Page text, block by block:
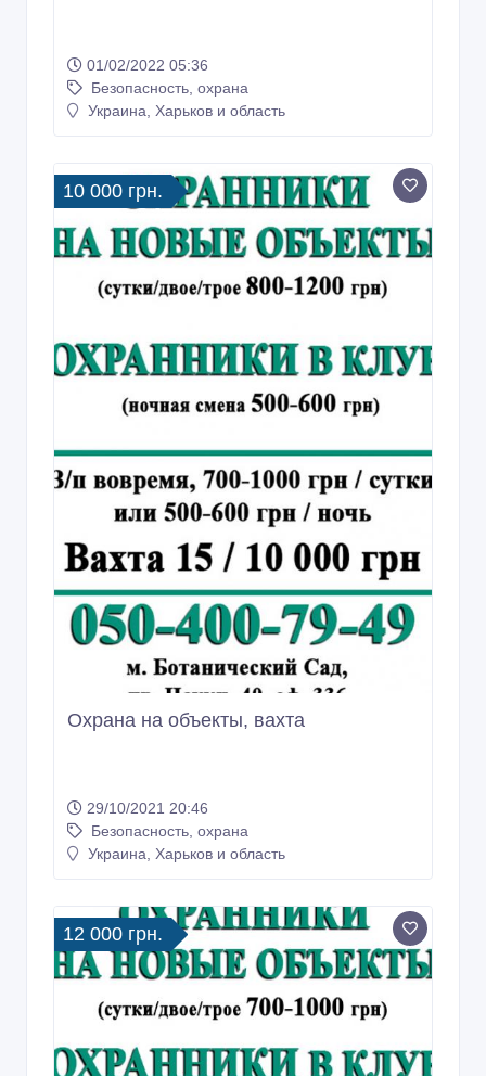
01/02/2022 05:36
Безопасность, охрана
Украина, Харьков и область
10 000 грн.
Охрана на объекты, вахта
29/10/2021 20:46
Безопасность, охрана
Украина, Харьков и область
12 000 грн.